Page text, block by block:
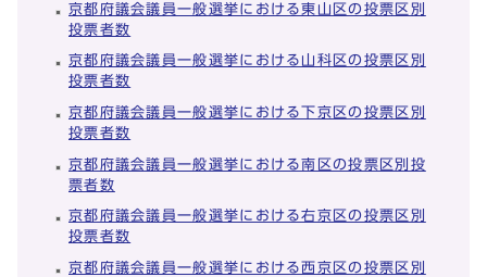
京都府議会議員一般選挙における東山区の投票区別
投票者数
京都府議会議員一般選挙における山科区の投票区別
投票者数
京都府議会議員一般選挙における下京区の投票区別
投票者数
京都府議会議員一般選挙における南区の投票区別投
票者数
京都府議会議員一般選挙における右京区の投票区別
投票者数
京都府議会議員一般選挙における西京区の投票区別